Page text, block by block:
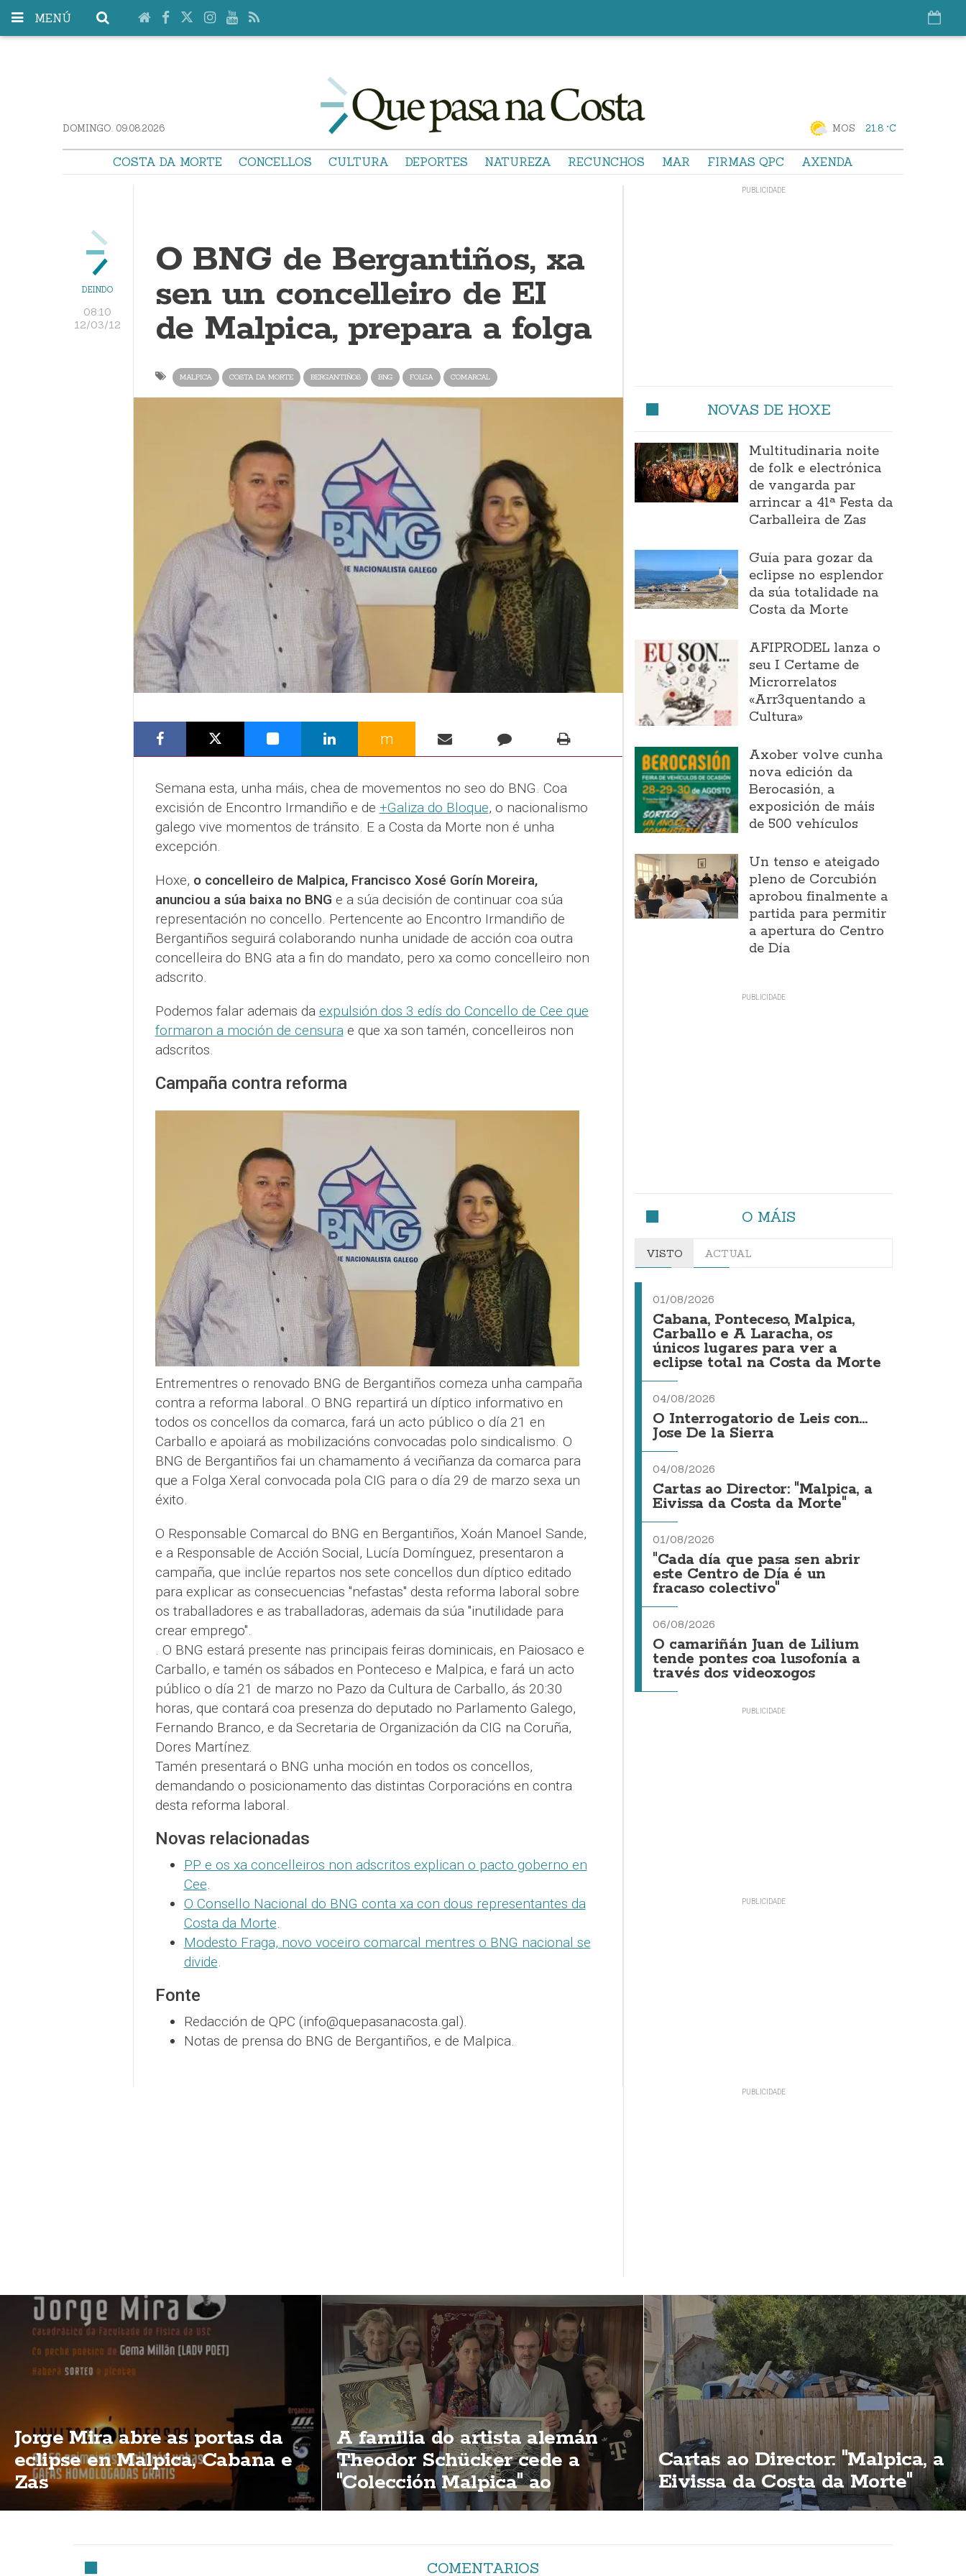
MENÚ
DOMINGO. 09.08.2026 MOS 21.8 °C
COSTA DA MORTE CONCELLOS CULTURA DEPORTES NATUREZA RECUNCHOS MAR FIRMAS QPC AXENDA
DEINDO
08:10
12/03/12
O BNG de Bergantiños, xa
sen un concelleiro de EI
de Malpica, prepara a folga
MALPICA COSTA DA MORTE BERGANTIÑOS BNG FOLGA COMARCAL
m
Semana esta, unha máis, chea de movementos no seo do BNG. Coa
excisión de Encontro Irmandiño e de +Galiza do Bloque, o nacionalismo
galego vive momentos de tránsito. E a Costa da Morte non é unha
excepción.
Hoxe, o concelleiro de Malpica, Francisco Xosé Gorín Moreira,
anunciou a súa baixa no BNG e a súa decisión de continuar coa súa
representación no concello. Pertencente ao Encontro Irmandiño de
Bergantiños seguirá colaborando nunha unidade de acción coa outra
concelleira do BNG ata a fin do mandato, pero xa como concelleiro non
adscrito.
Podemos falar ademais da expulsión dos 3 edís do Concello de Cee que
formaron a moción de censurae que xa son tamén, concelleiros non
adscritos.
Campaña contra reforma
Entrementres o renovado BNG de Bergantiños comeza unha campaña
contra a reforma laboral. O BNG repartirá un díptico informativo en
todos os concellos da comarca, fará un acto público o día 21 en
Carballo e apoiará as mobilizacións convocadas polo sindicalismo. O
BNG de Bergantiños fai un chamamento á veciñanza da comarca para
que a Folga Xeral convocada pola CIG para o día 29 de marzo sexa un
éxito.
O Responsable Comarcal do BNG en Bergantiños, Xoán Manoel Sande,
e a Responsable de Acción Social, Lucía Domínguez, presentaron a
campaña, que inclúe repartos nos sete concellos dun díptico editado
para explicar as consecuencias "nefastas" desta reforma laboral sobre
os traballadores e as traballadoras, ademais da súa "inutilidade para
crear emprego".
. O BNG estará presente nas principais feiras dominicais, en Paiosaco e
Carballo, e tamén os sábados en Ponteceso e Malpica, e fará un acto
público o día 21 de marzo no Pazo da Cultura de Carballo, ás 20:30
horas, que contará coa presenza do deputado no Parlamento Galego,
Fernando Branco, e da Secretaria de Organización da CIG na Coruña,
Dores Martínez.
Tamén presentará o BNG unha moción en todos os concellos,
demandando o posicionamento das distintas Corporacións en contra
desta reforma laboral.
Novas relacionadas
PP e os xa concelleiros non adscritos explican o pacto goberno en
Cee.
O Consello Nacional do BNG conta xa con dous representantes da
Costa da Morte.
Modesto Fraga, novo voceiro comarcal mentres o BNG nacional se
divide.
Fonte
Redacción de QPC (info@quepasanacosta.gal).
Notas de prensa do BNG de Bergantiños, e de Malpica.
NOVAS DE HOXE
Multitudinaria noite
de folk e electrónica
de vangarda par
arrincar a 41ª Festa da
Carballeira de Zas
Guía para gozar da
eclipse no esplendor
da súa totalidade na
Costa da Morte
AFIPRODEL lanza o
seu I Certame de
Microrrelatos
«Arr3quentando a
Cultura»
Axober volve cunha
nova edición da
Berocasión, a
exposición de máis
de 500 vehículos
Un tenso e ateigado
pleno de Corcubión
aprobou finalmente a
partida para permitir
a apertura do Centro
de Día
O MÁIS
VISTO ACTUAL
01/08/2026
Cabana, Ponteceso, Malpica,
Carballo e A Laracha, os
únicos lugares para ver a
eclipse total na Costa da Morte
04/08/2026
O Interrogatorio de Leis con...
Jose De la Sierra
04/08/2026
Cartas ao Director: "Malpica, a
Eivissa da Costa da Morte"
01/08/2026
"Cada día que pasa sen abrir
este Centro de Día é un
fracaso colectivo"
06/08/2026
O camariñán Juan de Lilium
tende pontes coa lusofonía a
través dos videoxogos
Jorge Mira abre as portas da
eclipse en Malpica, Cabana e
Zas
A familia do artista alemán
Theodor Schücker cede a
"Colección Malpica" ao
concello malpicán
Cartas ao Director: "Malpica, a
Eivissa da Costa da Morte"
COMENTARIOS